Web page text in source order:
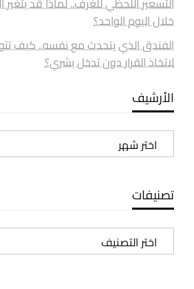
خلال اليوم الواحد؟
الفندق الذي يتحدث مع نفسه.. كيف
لاتخاذ القرار دون تدخل بشري؟
الأرشيف
الأرشيف
تصنيفات
تصنيفات